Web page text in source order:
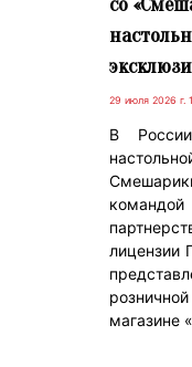
29 июля 2026 г.
В
лицензии
магазине